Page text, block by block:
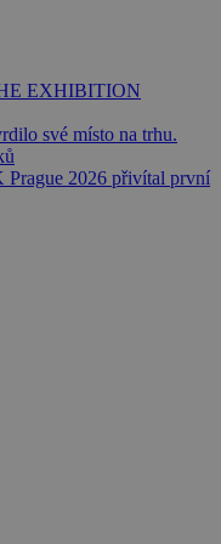
EXHIBITION
své místo na trhu.
2026 přivítal první